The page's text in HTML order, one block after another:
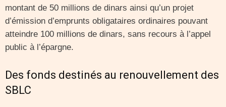
montant de 50 millions de dinars ainsi qu’un projet
d’émission d’emprunts obligataires ordinaires pouvant
atteindre 100 millions de dinars, sans recours à l’appel
public à l’épargne.
Des fonds destinés au renouvellement des
SBLC